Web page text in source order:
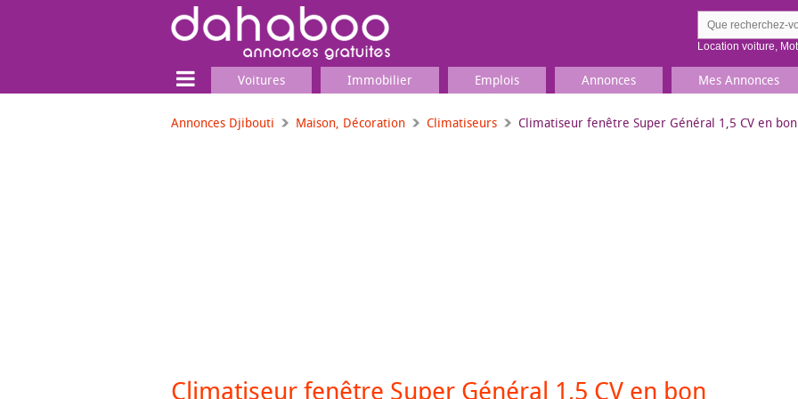
Location voiture,
Voitures Immobilier Emplois Annonces Mes Annonces
Annonces Djibouti Maison, Décoration Climatiseurs Climatiseur fenêtre Super Général 1,5 CV en
Climatiseur fenêtre Super Général 1,5 CV en bon